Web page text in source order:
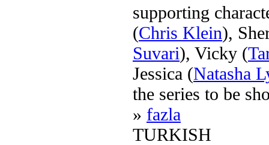
supporting
(Chris Klein),
Suvari), Vicky (
Jessica (Natasha
the series to be
» fazla
TURKISH